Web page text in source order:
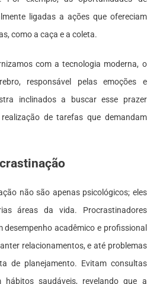
ligadas a ações que ofereciam
como a caça e a coleta.
com a tecnologia moderna, o
responsável pelas emoções e
inclinados a buscar esse prazer
de tarefas que demandam
não são apenas psicológicos; eles
áreas da vida. Procrastinadores
desempenho acadêmico e profissional
relacionamentos, e até problemas
de planejamento. Evitam consultas
hábitos saudáveis, revelando que a